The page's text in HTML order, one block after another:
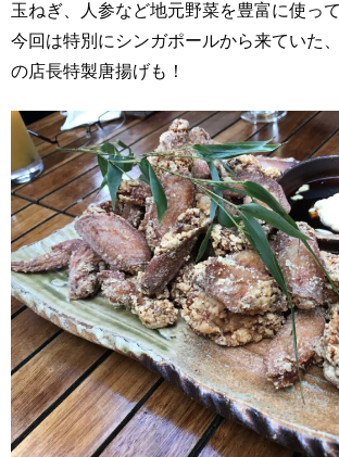
玉ねぎ、人参など地元野菜を豊富に使っ
今回は特別にシンガポールから来ていた
の店長特製唐揚げも！